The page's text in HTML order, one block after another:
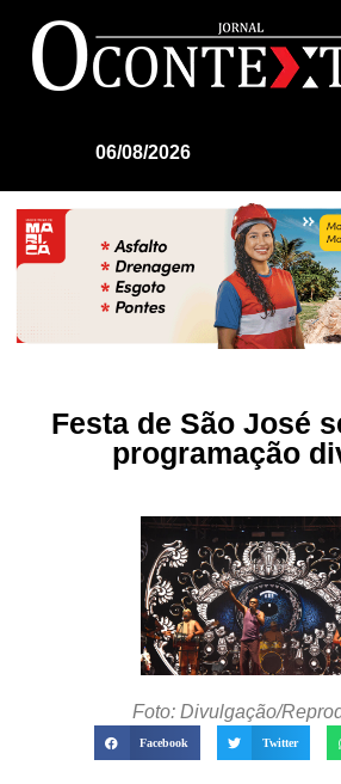
06/08/2026
Festa de São José
programação
Foto: Divulgação/
Facebook Twitter